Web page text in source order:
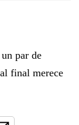
par de
final merece